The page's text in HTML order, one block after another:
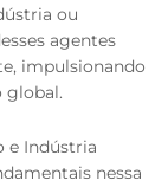
ou
agentes
impulsionando
global.
e Indústria
nessa